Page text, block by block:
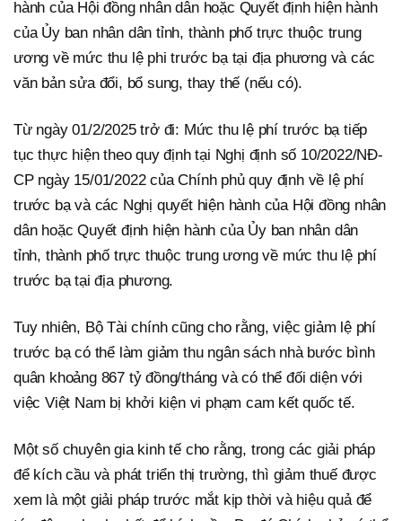
hành của Hội đồng nhân dân hoặc Quyết định hiện hành
của Ủy ban nhân dân tỉnh, thành phố trực thuộc trung
ương về mức thu lệ phi trước bạ tại địa phương và các
văn bản sửa đổi, bổ sung, thay thế (nếu có).
Từ ngày 01/2/2025 trở đi: Mức thu lệ phí trước bạ tiếp
tục thực hiện theo quy định tại Nghị định số 10/2022/NĐ-
CP ngày 15/01/2022 của Chính phủ quy định về lệ phí
trước bạ và các Nghị quyết hiện hành của Hội đồng nhân
dân hoặc Quyết định hiện hành của Ủy ban nhân dân
tỉnh, thành phố trực thuộc trung ương về mức thu lệ phí
trước bạ tại địa phương.
Tuy nhiên, Bộ Tài chính cũng cho rằng, việc giảm lệ phí
trước bạ có thể làm giảm thu ngân sách nhà bước bình
quân khoảng 867 tỷ đồng/tháng và có thể đối diện với
việc Việt Nam bị khởi kiện vi phạm cam kết quốc tế.
Một số chuyên gia kinh tế cho rằng, trong các giải pháp
để kích cầu và phát triển thị trường, thì giảm thuế được
xem là một giải pháp trước mắt kịp thời và hiệu quả để